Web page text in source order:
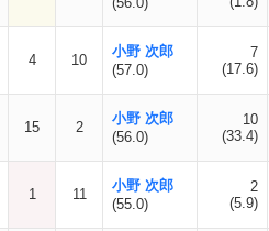
4 10
小野 次郎
(57.0)
7
(17.6)
15 2
小野 次郎
(56.0)
10
(33.4)
1 11
小野 次郎
(55.0)
2
(5.9)